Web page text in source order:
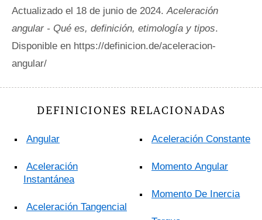
Actualizado el 18 de junio de 2024.Aceleración
angular - Qué es, definición, etimología y tipos.
Disponible en https://definicion.de/aceleracion-
angular/
DEFINICIONES RELACIONADAS
Angular
Aceleración
Instantánea
Aceleración Tangencial
Aceleración Constante
Momento Angular
Momento De Inercia